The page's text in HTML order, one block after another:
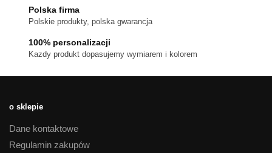
produktu
Polska firma
Polskie produkty, polska gwarancja
100% personalizacji
Kazdy produkt dopasujemy wymiarem i kolorem
o sklepie
Dane kontaktowe
Regulamin zakupów